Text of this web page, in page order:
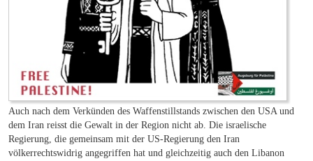
Auch nach dem Verkünden des Waffenstillstands zwischen den USA und
dem Iran reisst die Gewalt in der Region nicht ab. Die israelische
Regierung, die gemeinsam mit der US-Regierung den Iran
völkerrechtswidrig angegriffen hat und gleichzeitig auch den Libanon